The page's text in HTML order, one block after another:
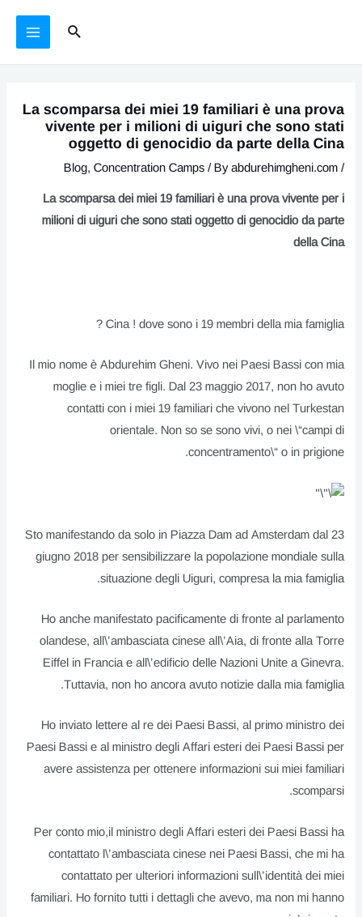
Search
La scomparsa dei miei 19 familiari è una prova
vivente per i milioni di uiguri che sono stati
oggetto di genocidio da parte della Cina
/
Blog, Concentration Camps/ Byabdurehimgheni.com
La scomparsa dei miei 19 familiari è una prova vivente per i
milioni di uiguri che sono stati oggetto di genocidio da parte
della Cina
Cina ! dove sono i 19 membri della mia famiglia ?
Il mio nome è Abdurehim Gheni. Vivo nei Paesi Bassi con mia
moglie e i miei tre figli. Dal 23 maggio 2017, non ho avuto
contatti con i miei 19 familiari che vivono nel Turkestan
orientale. Non so se sono vivi, o nei \“campi di
concentramento\“ o in prigione.
Sto manifestando da solo in Piazza Dam ad Amsterdam dal 23
giugno 2018 per sensibilizzare la popolazione mondiale sulla
situazione degli Uiguri, compresa la mia famiglia.
Ho anche manifestato pacificamente di fronte al parlamento
olandese, all\’ambasciata cinese all\’Aia, di fronte alla Torre
Eiffel in Francia e all\’edificio delle Nazioni Unite a Ginevra.
Tuttavia, non ho ancora avuto notizie dalla mia famiglia.
Ho inviato lettere al re dei Paesi Bassi, al primo ministro dei
Paesi Bassi e al ministro degli Affari esteri dei Paesi Bassi per
avere assistenza per ottenere informazioni sui miei familiari
scomparsi.
Per conto mio,il ministro degli Affari esteri dei Paesi Bassi ha
contattato l\’ambasciata cinese nei Paesi Bassi, che mi ha
contattato per ulteriori informazioni sull\’identità dei miei
familiari. Ho fornito tutti i dettagli che avevo, ma non mi hanno